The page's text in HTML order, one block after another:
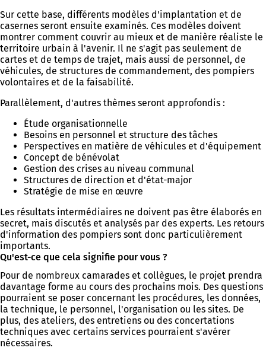
Sur cette base, différents modèles d'implantation et de
casernes seront ensuite examinés. Ces modèles doivent
montrer comment couvrir au mieux et de manière réaliste le
territoire urbain à l'avenir. Il ne s'agit pas seulement de
cartes et de temps de trajet, mais aussi de personnel, de
véhicules, de structures de commandement, des pompiers
volontaires et de la faisabilité.
Parallèlement, d'autres thèmes seront approfondis :
Étude organisationnelle
Besoins en personnel et structure des tâches
Perspectives en matière de véhicules et d'équipement
Concept de bénévolat
Gestion des crises au niveau communal
Structures de direction et d'état-major
Stratégie de mise en œuvre
Les résultats intermédiaires ne doivent pas être élaborés en
secret, mais discutés et analysés par des experts. Les retours
d'information des pompiers sont donc particulièrement
importants.
Qu'est-ce que cela signifie pour vous ?
Pour de nombreux camarades et collègues, le projet prendra
davantage forme au cours des prochains mois. Des questions
pourraient se poser concernant les procédures, les données,
la technique, le personnel, l'organisation ou les sites. De
plus, des ateliers, des entretiens ou des concertations
techniques avec certains services pourraient s'avérer
nécessaires.